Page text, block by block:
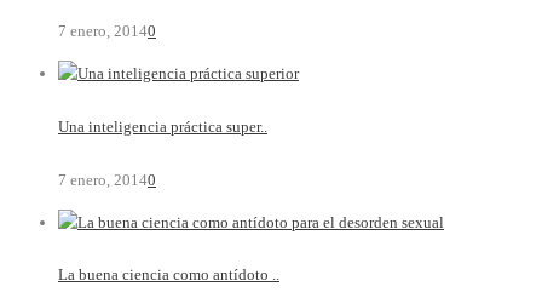
7 enero, 20140
Una inteligencia práctica super..
7 enero, 20140
La buena ciencia como antídoto ..